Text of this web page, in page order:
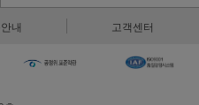
내 고객센터